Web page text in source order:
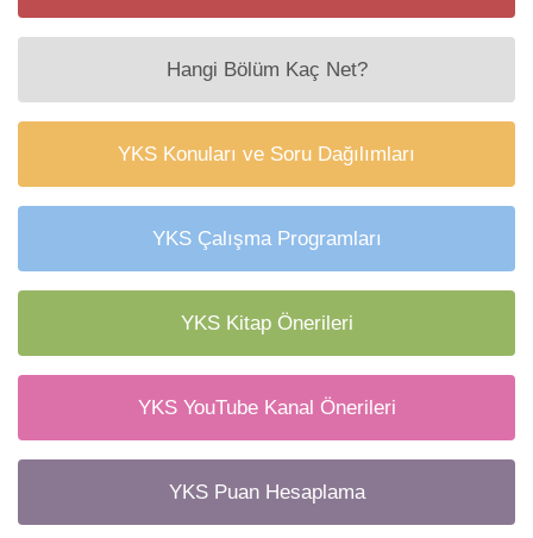
Hangi Bölüm Kaç Net?
YKS Konuları ve Soru Dağılımları
YKS Çalışma Programları
YKS Kitap Önerileri
YKS YouTube Kanal Önerileri
YKS Puan Hesaplama